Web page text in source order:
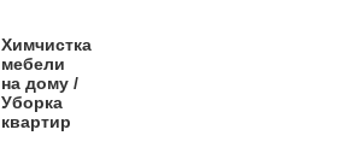
Химчистка
мебели
на дому /
Уборка
квартир